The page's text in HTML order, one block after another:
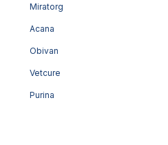
Miratorg
Acana
Obivan
Vetcure
Purina